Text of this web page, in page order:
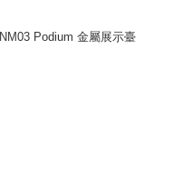
NM03 Podium 金屬展示臺